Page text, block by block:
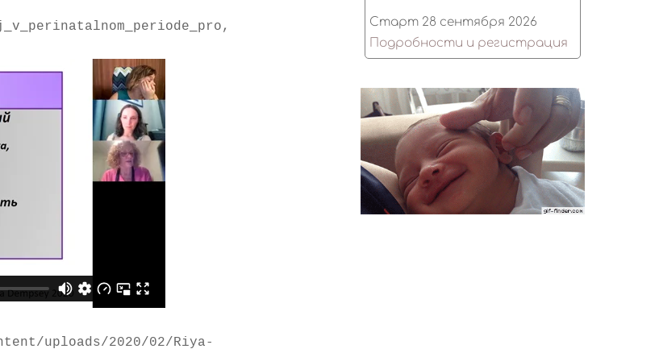
uploads/2020/02/Riya-
Старт 28 сентября 2026
Подробности и регистрация